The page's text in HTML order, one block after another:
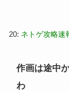
20: ネトゲ攻略速
作画は途中
わ